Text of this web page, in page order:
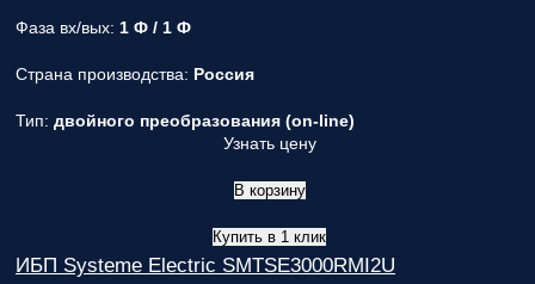
Фаза вх/вых: 1 Ф / 1 Ф
Страна производства: Россия
Тип: двойного преобразования (on-line)
Узнать цену
В корзину
Купить в 1 клик
ИБП Systeme Electric SMTSE3000RMI2U